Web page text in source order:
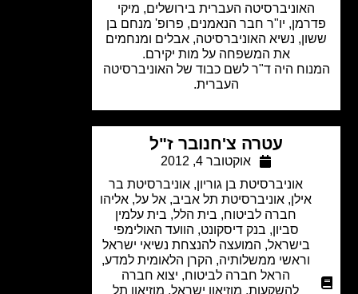
האוניברסיטה העברית בירושלים, מיקי
יו"ר חבר הנאמנים, פרופ' מנחם בן
נשיא האוניברסיטה, אבלים ומנחמים
את המשפחה על מות יקירם.
היה ד"ר לשם כבוד של האוניברסיטה
העברית.
עטרה צ'חנובר ז"ל
אוקטובר 4, 2012
אוניברסיטת בן גוריון ,אוניברסיטת בר
אוניברסיטת תל אביב,אל על,אליהו
חברה לביטוח,בית הלל,בית עלמין
בנק דיסקונט,הוועד האולימפי
בישראל,המועצה להנצחת נשיאי ישראל
וראשי ממשלותיה,הקרן הלאומית למדע,
הראל חברה לביטוח,יצוא חברה
להשקעות,מוזיאון ישראל, מוזיאון תל